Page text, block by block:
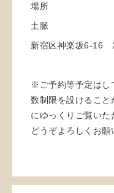
場所
土脈
新宿区神楽坂6-16
※ご予約等予定はし
数制限を設けること
にゆっくりご覧いた
どうぞよろしくお願